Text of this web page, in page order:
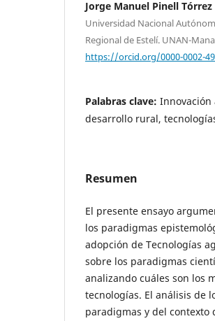
Jorge Manuel Pinell Tórrez
Universidad Nacional
Regional de Estelí. UNAN-
https://orcid.org/0000-0002-
Palabras clave: Innovación
desarrollo rural,
Resumen
El presente ensayo
los paradigmas
adopción de Tecnologías
sobre los paradigmas
analizando cuáles son los
tecnologías. El análisis de
paradigmas y del contexto